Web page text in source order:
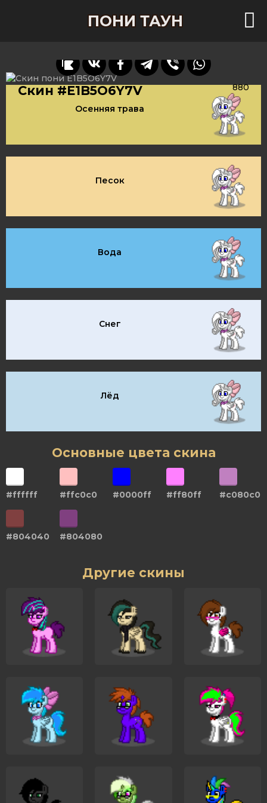
ПОНИ ТАУН
Скин #E1B5O6Y7V
880
Осенняя трава
Песок
Вода
Снег
Лёд
Основные цвета скина
#ffffff #ffc0c0 #0000ff #ff80ff #c080c0
#804040 #804080
Другие скины